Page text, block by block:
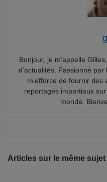
Bonjour, je m’appelle
d’actualités. Passionné par
m’efforce de fournir
reportages impartiaux
monde.
Articles sur le même sujet